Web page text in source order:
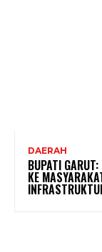
DAERAH
BUPATI
KE